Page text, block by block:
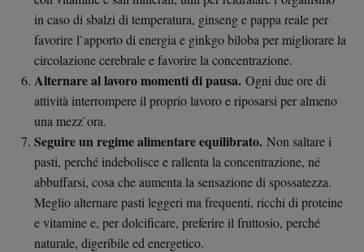
in caso di sbalzi di temperatura, ginseng e pappa reale per
favorire l`apporto di energia e ginkgo biloba per migliorare la
circolazione cerebrale e favorire la concentrazione.
Alternare al lavoro momenti di pausa. Ogni due ore di
attività interrompere il proprio lavoro e riposarsi per almeno
una mezz`ora.
Seguire un regime alimentare equilibrato. Non saltare i
pasti, perché indebolisce e rallenta la concentrazione, né
abbuffarsi, cosa che aumenta la sensazione di spossatezza.
Meglio alternare pasti leggeri ma frequenti, ricchi di proteine
e vitamine e, per dolcificare, preferire il fruttosio, perché
naturale, digeribile ed energetico.